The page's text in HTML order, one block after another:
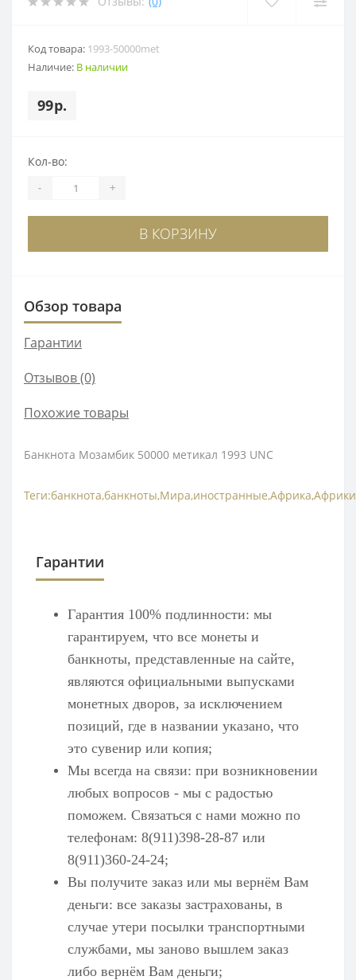
Код товара: 1993-50000met
Наличие: В наличии
99р.
Кол-во:
- +
В КОРЗИНУ
Обзор товара
Гарантии
Отзывов (0)
Похожие товары
Банкнота Мозамбик 50000 метикал 1993 UNC
Теги:банкнота,банкноты,Мира,иностранные,Африка,Африки
Гарантии
Гарантия 100% подлинности: мы
гарантируем, что все монеты и
банкноты, представленные на сайте,
являются официальными выпусками
монетных дворов, за исключением
позиций, где в названии указано, что
это сувенир или копия;
Мы всегда на связи: при возникновении
любых вопросов - мы с радостью
поможем. Связаться с нами можно по
телефонам: 8(911)398-28-87 или
8(911)360-24-24;
Вы получите заказ или мы вернём Вам
деньги: все заказы застрахованы, в
случае утери посылки транспортными
службами, мы заново вышлем заказ
либо вернём Вам деньги;